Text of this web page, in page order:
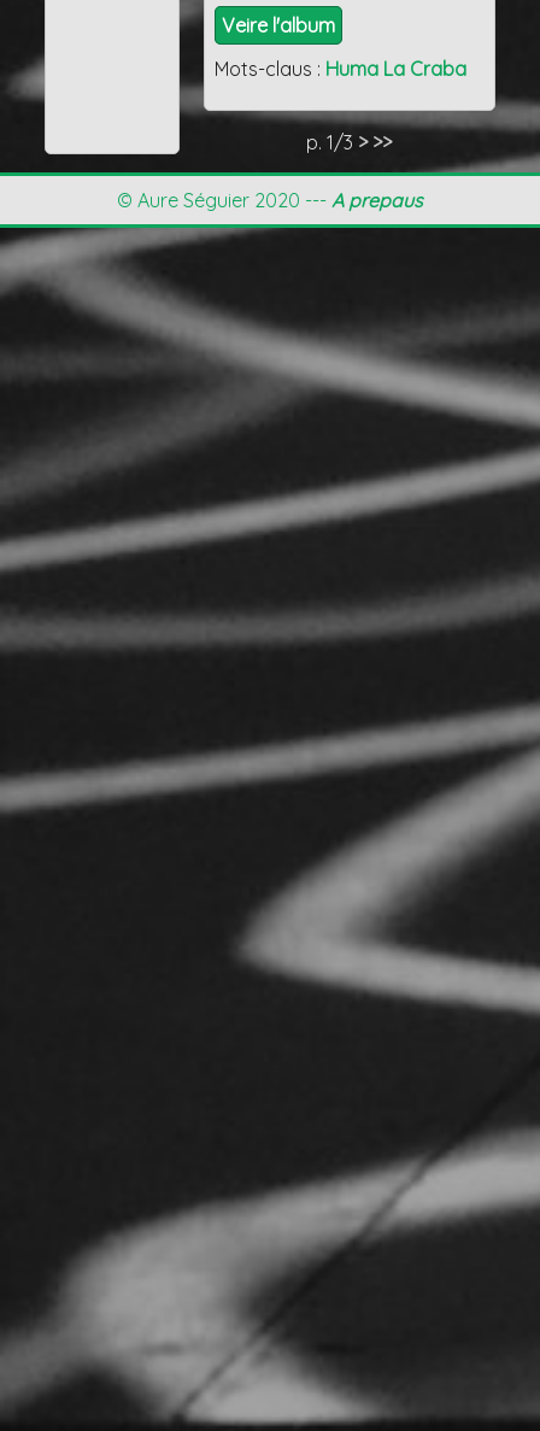
Veire l'album
Mots-claus : Huma La Craba
p. 1/3 > >>
© Aure Séguier 2020 --- A prepaus